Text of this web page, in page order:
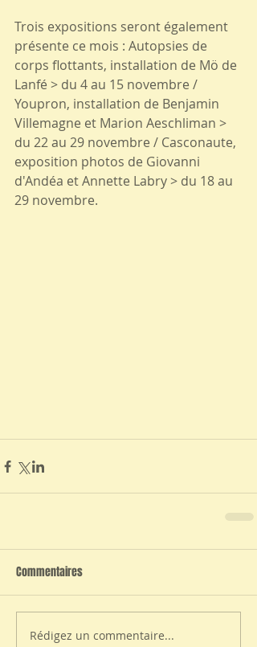
Trois expositions seront également
présente ce mois : Autopsies de
corps flottants, installation de Mö de
Lanfé > du 4 au 15 novembre /
Youpron, installation de Benjamin
Villemagne et Marion Aeschliman >
du 22 au 29 novembre / Casconaute,
exposition photos de Giovanni
d'Andéa et Annette Labry > du 18 au
29 novembre.
Commentaires
Rédigez un commentaire...